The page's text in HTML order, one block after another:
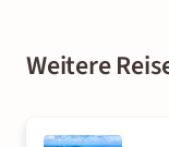
Weitere